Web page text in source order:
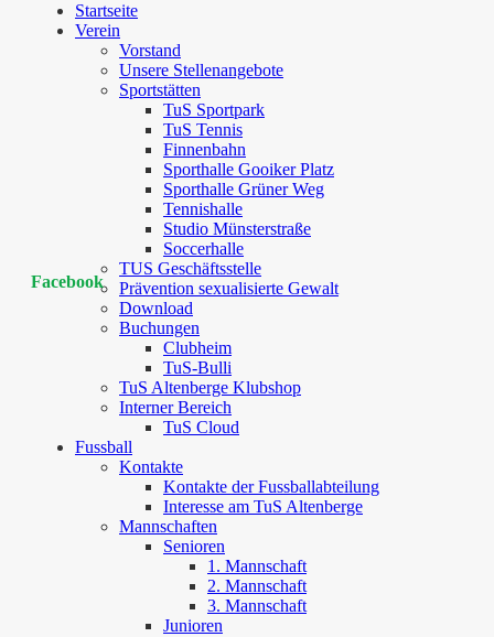
Startseite
Verein
Vorstand
Unsere Stellenangebote
Sportstätten
TuS Sportpark
TuS Tennis
Finnenbahn
Sporthalle Gooiker Platz
Sporthalle Grüner Weg
Tennishalle
Studio Münsterstraße
Soccerhalle
TUS Geschäftsstelle
Prävention sexualisierte Gewalt
Download
Buchungen
Clubheim
TuS-Bulli
TuS Altenberge Klubshop
Interner Bereich
TuS Cloud
Fussball
Kontakte
Kontakte der Fussballabteilung
Interesse am TuS Altenberge
Mannschaften
Senioren
1. Mannschaft
2. Mannschaft
3. Mannschaft
Junioren
Facebook